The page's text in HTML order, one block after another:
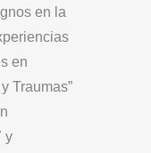
en la
en
Traumas”
y